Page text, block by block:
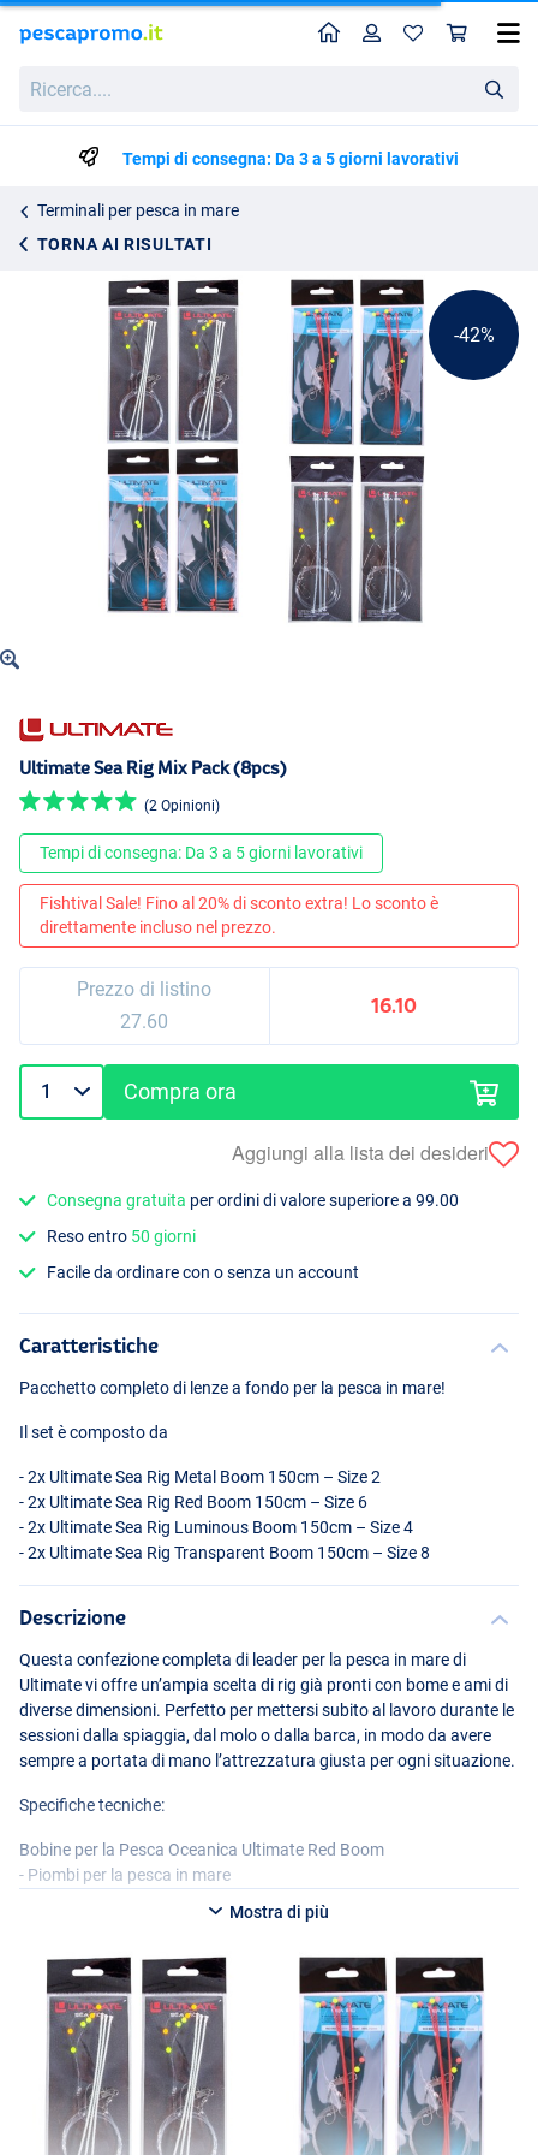
HomeProfilo
Tempi di consegna: Da 3 a 5 giorni lavorativi
Terminali per pesca in mare
TORNA AI RISULTATI
Ultimate Sea Rig Mix Pack (8pcs)
-42%
Ultimate Sea Rig Mix Pack (8pcs)
(2 Opinioni)
Tempi di consegna: Da 3 a 5 giorni lavorativi
Fishtival Sale! Fino al 20% di sconto extra! Lo sconto è
direttamente incluso nel prezzo.
Prezzo di listino
27.60
16.10
Compra ora
Aggiungi alla lista dei desideri
Consegna gratuita per ordini di valore superiore a 99.00
Reso entro 50 giorni
Facile da ordinare con o senza un account
Caratteristiche
Pacchetto completo di lenze a fondo per la pesca in mare!
Il set è composto da
- 2x Ultimate Sea Rig Metal Boom 150cm – Size 2
- 2x Ultimate Sea Rig Red Boom 150cm – Size 6
- 2x Ultimate Sea Rig Luminous Boom 150cm – Size 4
- 2x Ultimate Sea Rig Transparent Boom 150cm – Size 8
Descrizione
Questa confezione completa di leader per la pesca in mare di
Ultimate vi offre un’ampia scelta di rig già pronti con bome e ami di
diverse dimensioni. Perfetto per mettersi subito al lavoro durante le
sessioni dalla spiaggia, dal molo o dalla barca, in modo da avere
sempre a portata di mano l’attrezzatura giusta per ogni situazione.
Specifiche tecniche:
Bobine per la Pesca Oceanica Ultimate Red Boom
- Piombi per la pesca in mare
- Annodato con nylon da 0,35 e 0,60 mm
- Ami in plastica Red Boom
- Girella per montare il piombo
- Perline per una maggiore attrazione
- Adatto a tutti i tipi di pesci di mare
Ultimate Sea Rig Boom Luminoso
- Paternoster
- Lunghezza: 150 cm
Mostra di più